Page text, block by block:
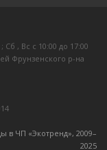
, Вс c 10:00 до 17:00
Фрунзенского р-на
в ЧП «Экотренд», 2009–
2025